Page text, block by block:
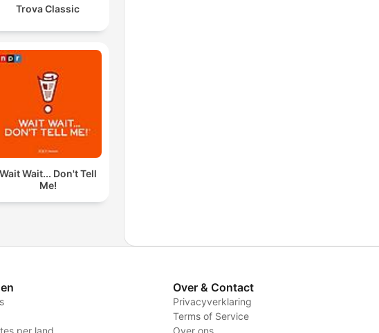
Trova Classic
Wait Wait... Don't Tell
Me!
per land
Over & Contact
Privacyverklaring
Terms of Service
Over ons